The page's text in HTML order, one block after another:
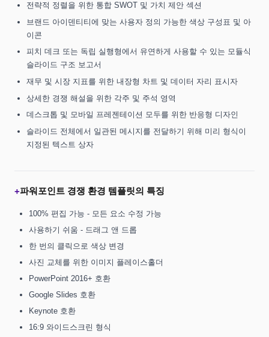
전략적 정렬을 위한 통합 SWOT 및 가치 제안 섹션
브랜드 아이덴티티에 맞는 사용자 정의 가능한 색상 구성표 및 아
이콘
피치 데크 또는 독립 실행형에서 유연하게 사용할 수 있는 모듈식
슬라이드 구조 보고서
재무 및 시장 지표를 위한 내장형 차트 및 데이터 자리 표시자
상세한 경쟁 해설을 위한 각주 및 주석 영역
데스크톱 및 모바일 프레젠테이션 모두를 위한 반응형 디자인
슬라이드 전체에서 일관된 메시지를 전달하기 위해 미리 형식이
지정된 텍스트 상자
+파워포인트 경쟁 환경 템플릿의 특징
100% 편집 가능 - 모든 요소 수정 가능
사용하기 쉬움 - 드래그 앤 드롭
한 번의 클릭으로 색상 변경
사진 교체를 위한 이미지 플레이스홀더
PowerPoint 2016+ 호환
Google Slides 호환
Keynote 호환
16:9 와이드스크린 형식